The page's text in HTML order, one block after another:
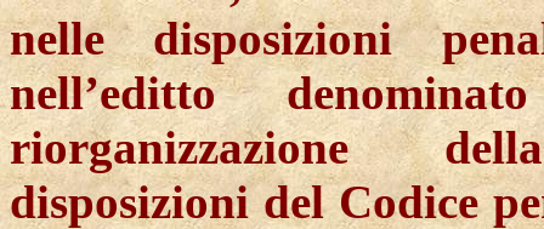
nelle disposizioni
nell’editto
riorganizzazione
disposizioni del Codice